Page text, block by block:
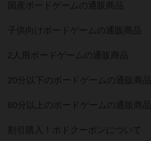
国産ボードゲームの通販商品
子供向けボードゲームの通販商品
2人用ボードゲームの通販商品
20分以下のボードゲームの通販商品
60分以上のボードゲームの通販商品
割引購入！ボドクーポンについて